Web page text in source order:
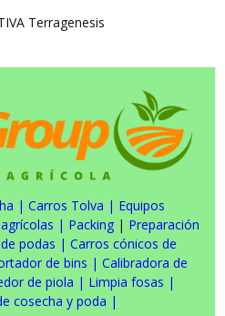
| Carros Tolva | Equipos
| Packing | Preparación
podas | Carros cónicos de
de bins | Calibradora de
de piola | Limpia fosas |
cosecha y poda |